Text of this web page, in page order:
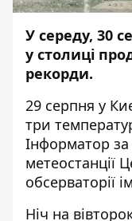
У середу, 30
у столиці
рекорди.
29 серпня у
три
Інформатор
метеостанції
обсерваторії
Ніч на